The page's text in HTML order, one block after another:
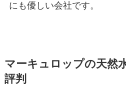
にも優しい会社です。
マーキュロップの天然
評判